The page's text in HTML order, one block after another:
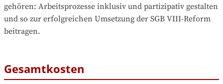
gehören: Arbeitsprozesse inklusiv und partizipativ gestalten
und so zur erfolgreichen Umsetzung der SGB VIII-Reform
beitragen.
Gesamtkosten